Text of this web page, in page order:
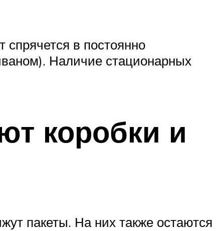
в постоянно
Наличие стационарных
коробки и
пакеты. На них также остаются